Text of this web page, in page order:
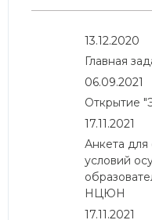
13.12.2020
Главная
06.09.2021
Открытие
17.11.2021
Анкета для
условий
НЦЮН
17.11.2021